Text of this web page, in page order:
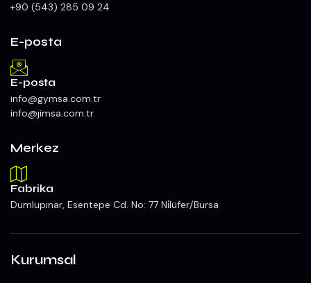
+90 (543) 285 09 24
E-posta
E-posta
info@gymsa.com.tr
info@jimsa.com.tr
Merkez
Fabrika
Dumlupınar, Esentepe Cd. No: 77 Ni̇lüfer/Bursa
Kurumsal